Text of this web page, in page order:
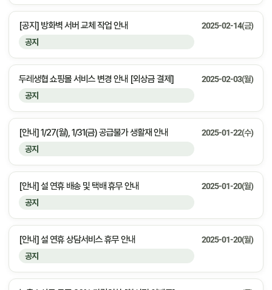
공지
[공지] 방화벽 서버 교체 작업 안내 2025-02-14(금)
공지
두레생협 쇼핑몰 서비스 변경 안내 [외상금 결제] 2025-02-03(월)
공지
[안내] 1/27(월), 1/31(금) 공급불가 생활재 안내 2025-01-22(수)
공지
[안내] 설 연휴 배송 및 택배 휴무 안내 2025-01-20(월)
공지
[안내] 설 연휴 상담서비스 휴무 안내 2025-01-20(월)